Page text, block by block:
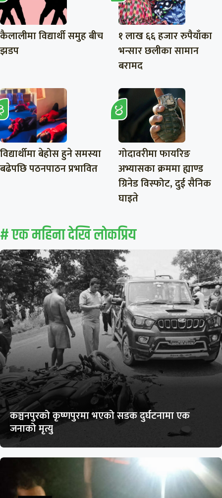
कैलालीमा विद्यार्थी समुह बीच
झडप
१ लाख ६६ हजार रुपैयाँका
भन्सार छलीका सामान
बरामद
विद्यार्थीमा बेहोस हुने समस्या
बढेपछि पठनपाठन प्रभावित
गोदावरीमा फायरिङ
अभ्यासका क्रममा ह्याण्ड
ग्रिनेड विस्फोट, दुई सैनिक
घाइते
# एक महिना देखि लाेकप्रिय
कञ्चनपुरको कृष्णपुरमा भएको सडक दुर्घटनामा एक
जनाको मृत्यु